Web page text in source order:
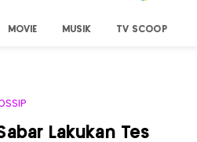
MOVIE MUSIK TV SCOOP
Lakukan Tes